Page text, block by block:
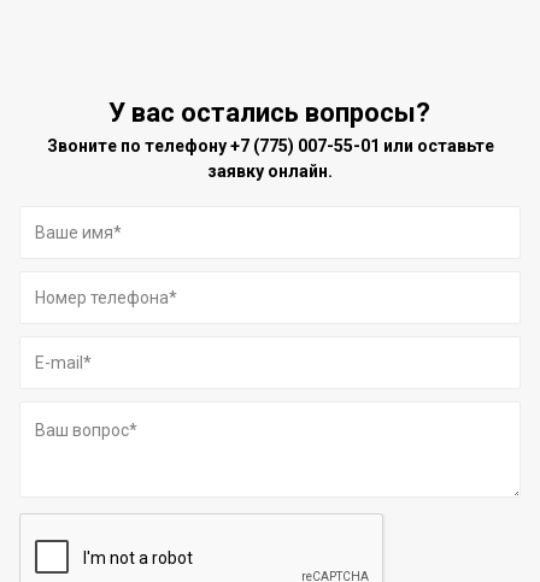
У вас остались вопросы?
Звоните по телефону+7 (775) 007-55-01 или оставьте
заявку онлайн.